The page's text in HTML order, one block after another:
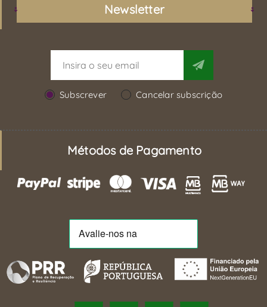
Newsletter
Subscrever Cancelar subscrição
Métodos de Pagamento